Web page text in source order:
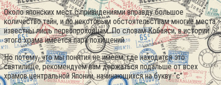
Около японских мест с привидениями вправду большое
количество тайн, и по некоторым обстоятельствам многие места
известны лишь первопроходцам. По словам Кобаяси, в истории
этого храма имеется пара похищений.
Но потому, что мы понятия не имеем, где находится это
святилище, рекомендуем вам держаться подальше от всех
храмов центральной Японии, начинающихся на букву “с”.